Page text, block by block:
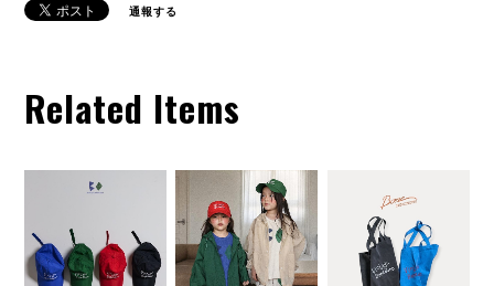
通報する
Related Items